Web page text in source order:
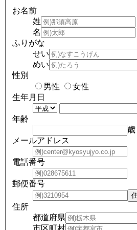
お名前
姓
名
ふりがな
せい
めい
性別
男性
女性
生年月日
年齢
歳
メールアドレス
電話番号
郵便番号
住所
都道府県